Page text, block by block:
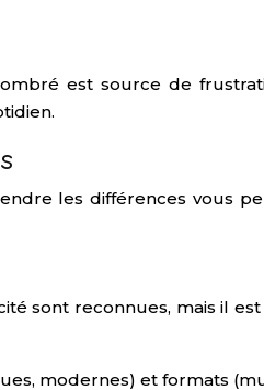
est source de
les différences vous
sont reconnues, mais il
modernes) et formats